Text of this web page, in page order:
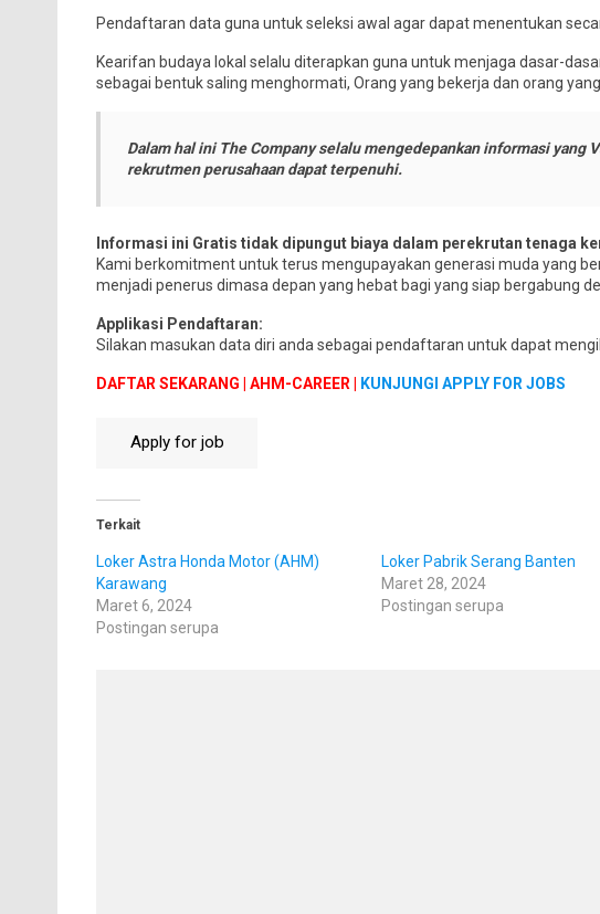
Pendaftaran data guna untuk seleksi awal agar dapat menentukan
Kearifan budaya lokal selalu diterapkan guna untuk menjaga dasar-
sebagai bentuk saling menghormati, Orang yang bekerja dan orang
Dalam hal ini The Company selalu mengedepankan informasi yang
rekrutmen perusahaan dapat terpenuhi.
Informasi ini Gratis tidak dipungut biaya dalam perekrutan tenaga
Kami berkomitment untuk terus mengupayakan generasi muda yang
menjadi penerus dimasa depan yang hebat bagi yang siap bergabung
Applikasi Pendaftaran:
Silakan masukan data diri anda sebagai pendaftaran untuk dapat
DAFTAR SEKARANG | AHM-CAREER | KUNJUNGI APPLY FOR JOBS
Terkait
Loker Astra Honda Motor (AHM)
Karawang
Maret 6, 2024
Postingan serupa
Loker Pabrik Serang Banten
Maret 28, 2024
Postingan serupa